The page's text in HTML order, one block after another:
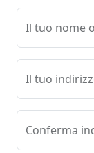
Il tuo nome
Il tuo
Conferma